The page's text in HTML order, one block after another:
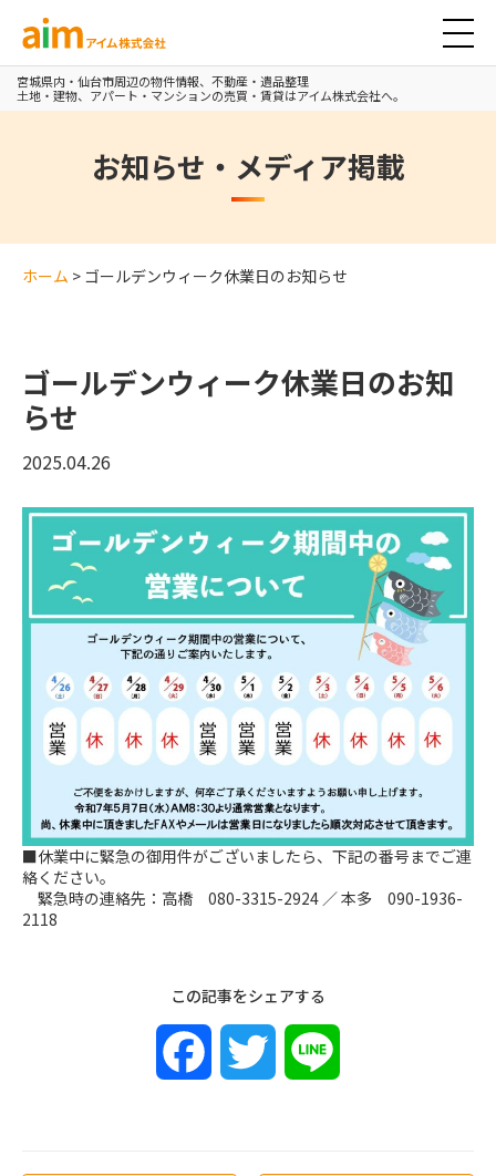
宮城県内・仙台市周辺の物件情報、不動産・遺品整理
土地・建物、アパート・マンションの売買・賃貸はアイム株式会社へ。
お知らせ・メディア掲載
ホーム > ゴールデンウィーク休業日のお知らせ
ゴールデンウィーク休業日のお知
らせ
2025.04.26
■休業中に緊急の御用件がございましたら、下記の番号までご連
絡ください。
緊急時の連絡先：高橋 080-3315-2924 ／ 本多 090-1936-
2118
この記事をシェアする